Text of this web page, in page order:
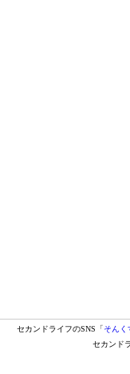
セカンドライフのSNS「そんく
セカンド